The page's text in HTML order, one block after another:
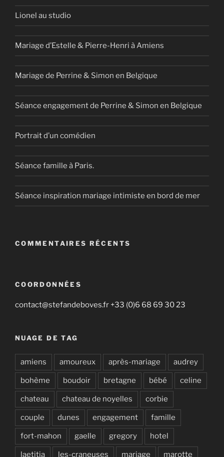
Lionel au studio
Mariage d’Estelle & Pierre-Henri à Amiens
Mariage de Perrine & Simon en Belgique
Séance engagement de Perrine & Simon en Belgique
Portrait d’un comédien
Séance famille à Paris.
Séance inspiration mariage intimiste en bord de mer
COMMENTAIRES RÉCENTS
COORDONNÉES
contact@stefandeboves.fr +33 (0)6 68 69 30 23
NUAGE DE TAG
amiens amoureux après-mariage audrey
bohème boudoir bretagne bébé celine
chateau chateau de noyelles corbie
couple dunes engagement famille
fort-mahon gaelle gregory hotel
laetitia les-craneuses mariage marotte